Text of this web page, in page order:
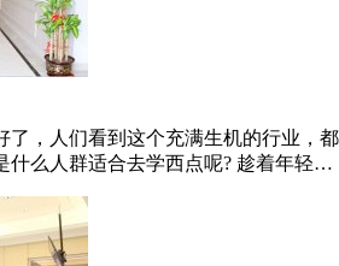
了，人们看到这个充满生机的行业，都
什么人群适合去学西点呢? 趁着年轻，